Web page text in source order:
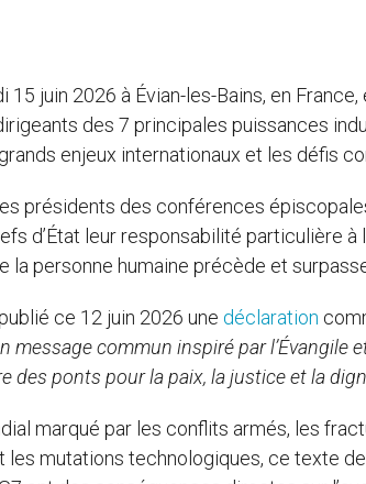
15 juin 2026 à Évian-les-Bains, en
des 7 principales puissances
enjeux internationaux et les défis
présidents des conférences
d’État leur responsabilité particulière à
la personne humaine précède et
ce 12 juin 2026 une déclaration
message commun inspiré par l’Évangile
des ponts pour la paix, la justice et la
marqué par les conflits armés, les
les mutations technologiques, ce texte